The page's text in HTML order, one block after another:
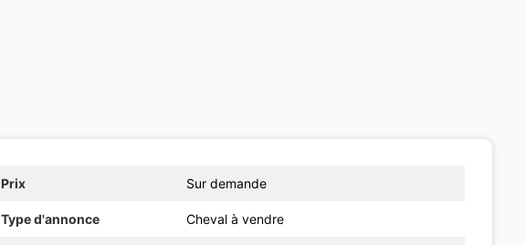
Prix Sur demande
Type d'annonce Cheval à vendre